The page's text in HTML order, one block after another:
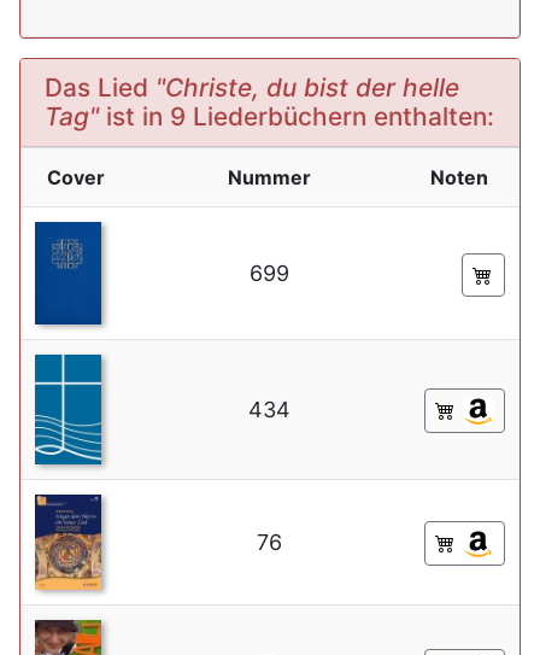
Das Lied "Christe, du bist der helle
Tag"ist in 9 Liederbüchern enthalten:
Cover Nummer Noten
699
434
76